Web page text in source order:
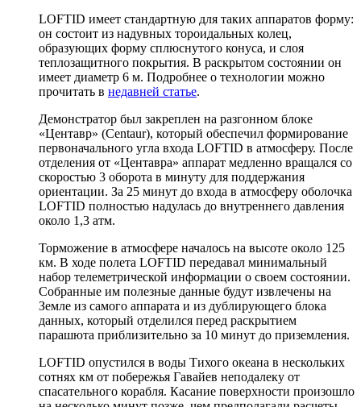
LOFTID имеет стандартную для таких аппаратов форму:
он состоит из надувных тороидальных колец,
образующих форму сплюснутого конуса, и слоя
теплозащитного покрытия. В раскрытом состоянии он
имеет диаметр 6 м. Подробнее о технологии можно
прочитать в недавней статье.
Демонстратор был закреплен на разгонном блоке
«Центавр» (Centaur), который обеспечил формирование
первоначального угла входа LOFTID в атмосферу. После
отделения от «Центавра» аппарат медленно вращался со
скоростью 3 оборота в минуту для поддержания
ориентации. За 25 минут до входа в атмосферу оболочка
LOFTID полностью надулась до внутреннего давления
около 1,3 атм.
Торможение в атмосфере началось на высоте около 125
км. В ходе полета LOFTID передавал минимальный
набор телеметрической информации о своем состоянии.
Собранные им полезные данные будут извлечены на
Земле из самого аппарата и из дублирующего блока
данных, который отделился перед раскрытием
парашюта приблизительно за 10 минут до приземления.
LOFTID опустился в воды Тихого океана в нескольких
сотнях км от побережья Гавайев неподалеку от
спасательного корабля. Касание поверхности произошло